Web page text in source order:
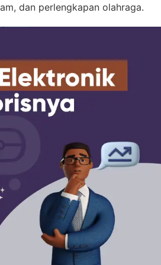
dan perlengkapan olahraga.